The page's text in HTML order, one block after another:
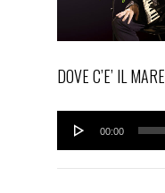
DOVE C’E’ IL MARE
Audio
Player
00:00